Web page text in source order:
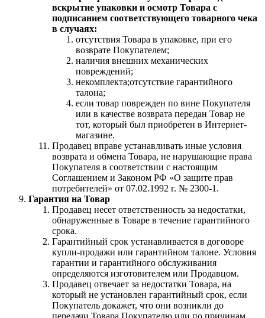
вскрытие упаковки и осмотр Товара с
подписанием соответствующего товарного чека
в случаях:
отсутствия Товара в упаковке, при его
возврате Покупателем;
наличия внешних механических
повреждений;
некомплекта;отсутствие гарантийного
талона;
если товар поврежден по вине Покупателя
или в качестве возврата передан Товар не
тот, который был приобретен в Интернет-
магазине.
Продавец вправе устанавливать иные условия
возврата и обмена Товара, не нарушающие права
Покупателя в соответствии с настоящим
Соглашением и Законом РФ «О защите прав
потребителей» от 07.02.1992 г. № 2300-1.
Гарантия на Товар
Продавец несет ответственность за недостатки,
обнаруженные в Товаре в течение гарантийного
срока.
Гарантийный срок устанавливается в договоре
купли-продажи или гарантийном талоне. Условия
гарантии и гарантийного обслуживания
определяются изготовителем или Продавцом.
Продавец отвечает за недостатки Товара, на
который не установлен гарантийный срок, если
Покупатель докажет, что они возникли до
передачи Товара Покупателю или по причинам,